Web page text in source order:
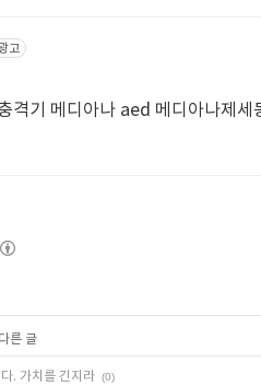
고
격기 메디아나 aed 메디아나제세
른 글
. 가치를 긴지라 (0)